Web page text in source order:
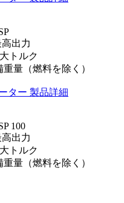
出力
トルク
重量（燃料を除く）
ター 製品詳細
100
出力
トルク
重量（燃料を除く）